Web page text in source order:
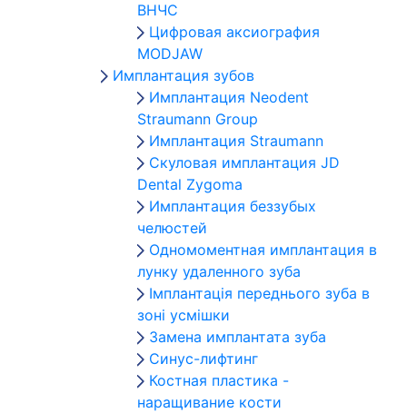
ВНЧС
Цифровая аксиография
MODJAW
Имплантация зубов
Имплантация Neodent
Straumann Group
Имплантация Straumann
Скуловая имплантация JD
Dental Zygoma
Имплантация беззубых
челюстей
Одномоментная имплантация в
лунку удаленного зуба
Імплантація переднього зуба в
зоні усмішки
Замена имплантата зуба
Синус-лифтинг
Костная пластика -
наращивание кости